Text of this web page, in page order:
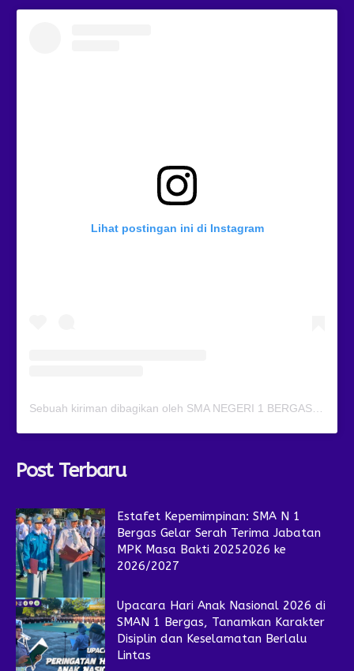
Lihat postingan ini di Instagram
Sebuah kiriman dibagikan oleh SMA NEGERI 1 BERGAS (@smansagas.jaya)
Post Terbaru
Estafet Kepemimpinan: SMA N 1
Bergas Gelar Serah Terima Jabatan
MPK Masa Bakti 20252026 ke
2026/2027
Upacara Hari Anak Nasional 2026 di
SMAN 1 Bergas, Tanamkan Karakter
Disiplin dan Keselamatan Berlalu
Lintas